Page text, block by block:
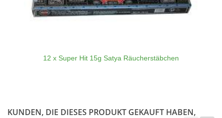
12 x Super Hit 15g Satya Räucherstäbchen
KUNDEN, DIE DIESES PRODUKT GEKAUFT HABEN,